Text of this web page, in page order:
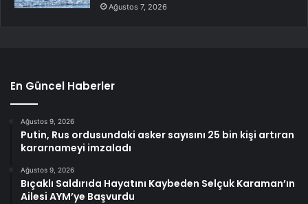
Ağustos 7, 2026
En Güncel Haberler
Ağustos 9, 2026
Putin, Rus ordusundaki asker sayısını 25 bin kişi artıran
kararnameyi imzaladı
Ağustos 9, 2026
Bıçaklı Saldırıda Hayatını Kaybeden Selçuk Karaman’ın
Ailesi AYM’ye Başvurdu